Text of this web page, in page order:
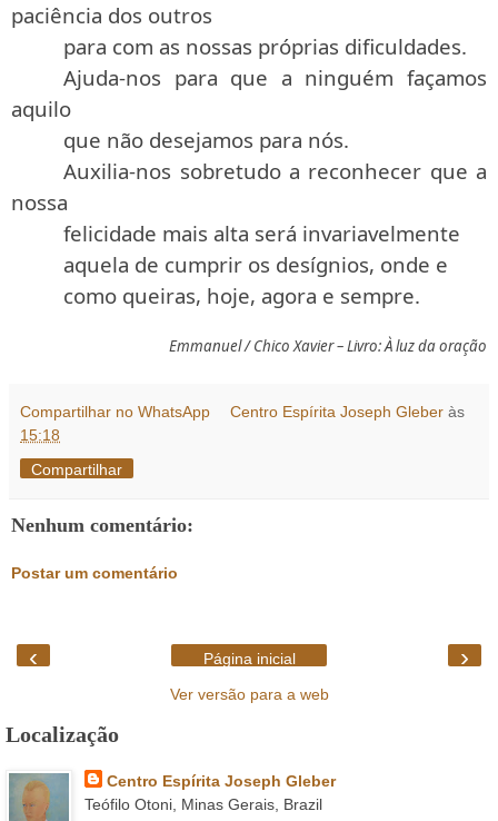
paciência dos outros
para com as nossas próprias dificuldades.
Ajuda-nos para que a ninguém façamos
aquilo
que não desejamos para nós.
Auxilia-nos sobretudo a reconhecer que a
nossa
felicidade mais alta será invariavelmente
aquela de cumprir os desígnios, onde e
como queiras, hoje, agora e sempre.
Emmanuel / Chico Xavier – Livro: À luz da oração
Compartilhar no WhatsApp Centro Espírita Joseph Gleber às
15:18
Compartilhar
Nenhum comentário:
Postar um comentário
‹ ›
Página inicial
Ver versão para a web
Localização
Centro Espírita Joseph Gleber
Teófilo Otoni, Minas Gerais, Brazil